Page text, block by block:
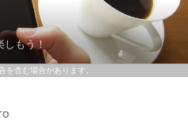
しもう！
を含む場合があります。